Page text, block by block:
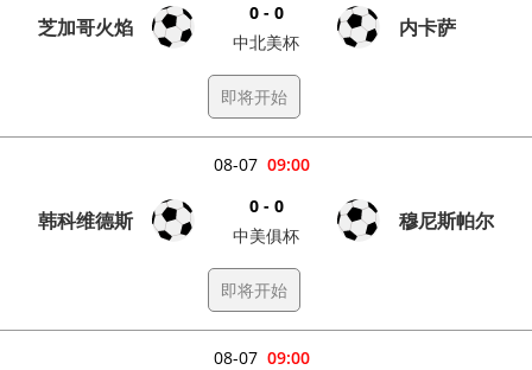
芝加哥火焰
0 - 0
中北美杯
内卡萨
即将开始
09:00
08-07
韩科维德斯
0 - 0
中美俱杯
穆尼斯帕尔
即将开始
09:00
08-07